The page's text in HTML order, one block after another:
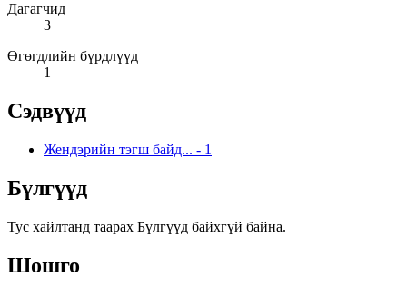
Дагагчид
3
Өгөгдлийн бүрдлүүд
1
Сэдвүүд
Жендэрийн тэгш байд... - 1
Бүлгүүд
Тус хайлтанд таарах Бүлгүүд байхгүй байна.
Шошго